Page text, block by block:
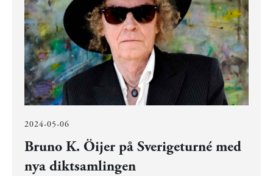
2024-05-06
Bruno K. Öijer på Sverigeturné med
nya diktsamlingen